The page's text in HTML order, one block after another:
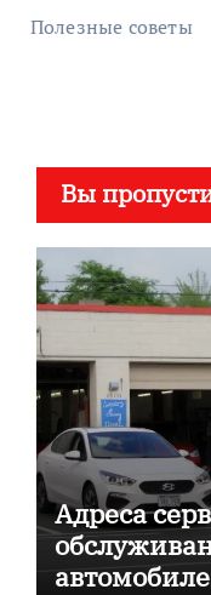
Полезные советы
Вы
Адреса